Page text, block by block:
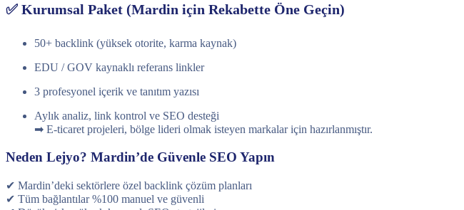
✅ Kurumsal Paket (Mardin için Rekabette Öne Geçin)
50+ backlink (yüksek otorite, karma kaynak)
EDU / GOV kaynaklı referans linkler
3 profesyonel içerik ve tanıtım yazısı
Aylık analiz, link kontrol ve SEO desteği
➡ E-ticaret projeleri, bölge lideri olmak isteyen markalar için hazırlanmıştır.
Neden Lejyo? Mardin’de Güvenle SEO Yapın
✔ Mardin’deki sektörlere özel backlink çözüm planları
✔ Tüm bağlantılar %100 manuel ve güvenli